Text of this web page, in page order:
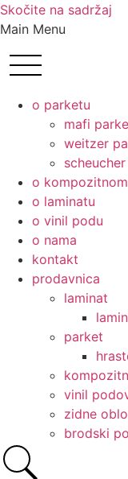
Skočite na sadržaj
Main Menu
o parketu
mafi
weitzer
o
o laminatu
o vinil podu
o nama
kontakt
prodavnica
laminat
parket
vinil
zidne
brodski